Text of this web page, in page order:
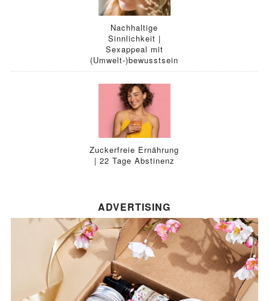
Nachhaltige
Sinnlichkeit |
Sexappeal mit
(Umwelt-)bewusstsein
Zuckerfreie Ernährung
| 22 Tage Abstinenz
ADVERTISING